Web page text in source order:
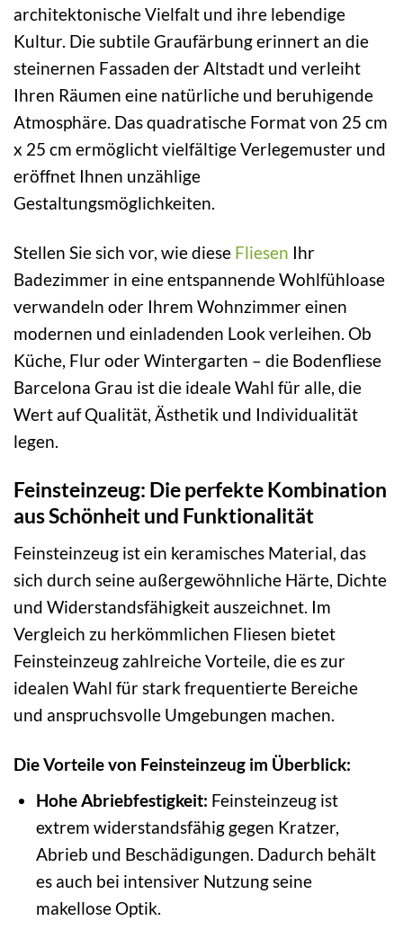
architektonische Vielfalt und ihre lebendige
Kultur. Die subtile Graufärbung erinnert an die
steinernen Fassaden der Altstadt und verleiht
Ihren Räumen eine natürliche und beruhigende
Atmosphäre. Das quadratische Format von 25 cm
x 25 cm ermöglicht vielfältige Verlegemuster und
eröffnet Ihnen unzählige
Gestaltungsmöglichkeiten.
Stellen Sie sich vor, wie diese Fliesen Ihr
Badezimmer in eine entspannende Wohlfühloase
verwandeln oder Ihrem Wohnzimmer einen
modernen und einladenden Look verleihen. Ob
Küche, Flur oder Wintergarten – die Bodenfliese
Barcelona Grau ist die ideale Wahl für alle, die
Wert auf Qualität, Ästhetik und Individualität
legen.
Feinsteinzeug: Die perfekte Kombination
aus Schönheit und Funktionalität
Feinsteinzeug ist ein keramisches Material, das
sich durch seine außergewöhnliche Härte, Dichte
und Widerstandsfähigkeit auszeichnet. Im
Vergleich zu herkömmlichen Fliesen bietet
Feinsteinzeug zahlreiche Vorteile, die es zur
idealen Wahl für stark frequentierte Bereiche
und anspruchsvolle Umgebungen machen.
Die Vorteile von Feinsteinzeug im Überblick:
Hohe Abriebfestigkeit: Feinsteinzeug ist
extrem widerstandsfähig gegen Kratzer,
Abrieb und Beschädigungen. Dadurch behält
es auch bei intensiver Nutzung seine
makellose Optik.